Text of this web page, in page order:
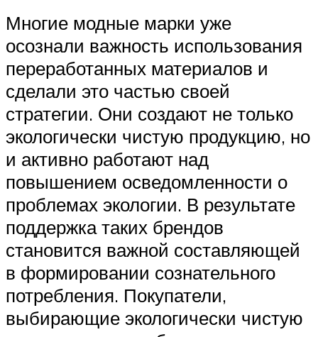
Многие модные марки уже
осознали важность использования
переработанных материалов и
сделали это частью своей
стратегии. Они создают не только
экологически чистую продукцию, но
и активно работают над
повышением осведомленности о
проблемах экологии. В результате
поддержка таких брендов
становится важной составляющей
в формировании сознательного
потребления. Покупатели,
выбирающие экологически чистую